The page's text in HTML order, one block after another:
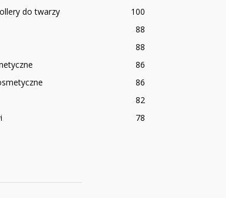
do twarzy
100
88
88
86
86
82
78